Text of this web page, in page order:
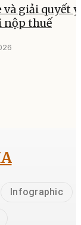
giải quyết ý
nộp thuế
Infographic